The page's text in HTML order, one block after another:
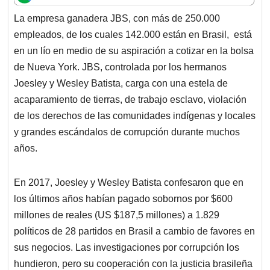
t
s
A
p
p
e
b
o
o
k
k
e
d
I
n
i
l
e
a
d
s
La empresa ganadera JBS, con más de 250.000
empleados, de los cuales 142.000 están en Brasil, está
en un lío en medio de su aspiración a cotizar en la bolsa
de Nueva York. JBS, controlada por los hermanos
Joesley y Wesley Batista, carga con una estela de
acaparamiento de tierras, de trabajo esclavo, violación
de los derechos de las comunidades indígenas y locales
y grandes escándalos de corrupción durante muchos
años.
En 2017, Joesley y Wesley Batista confesaron que en
los últimos años habían pagado sobornos por $600
millones de reales (US $187,5 millones) a 1.829
políticos de 28 partidos en Brasil a cambio de favores en
sus negocios. Las investigaciones por corrupción los
hundieron, pero su cooperación con la justicia brasileña